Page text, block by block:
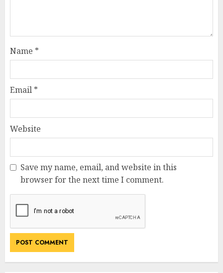
Name *
Email *
Website
Save my name, email, and website in this
browser for the next time I comment.